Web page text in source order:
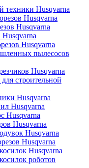
техники Husqvarna
Husqvarna
Husqvarna
Husqvarna
Husqvarna
пылесосов
Husqvarna
строительной
Husqvarna
Husqvarna
Husqvarna
Husqvarna
Husqvarna
Husqvarna
Husqvarna
роботов